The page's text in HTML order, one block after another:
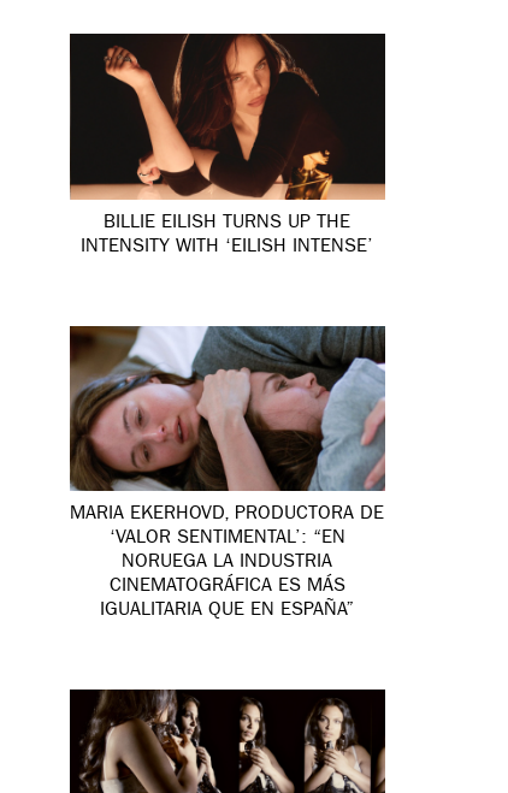
BILLIE EILISH TURNS UP THE
INTENSITY WITH ‘EILISH INTENSE’
MARIA EKERHOVD, PRODUCTORA DE
‘VALOR SENTIMENTAL’: “EN
NORUEGA LA INDUSTRIA
CINEMATOGRÁFICA ES MÁS
IGUALITARIA QUE EN ESPAÑA”